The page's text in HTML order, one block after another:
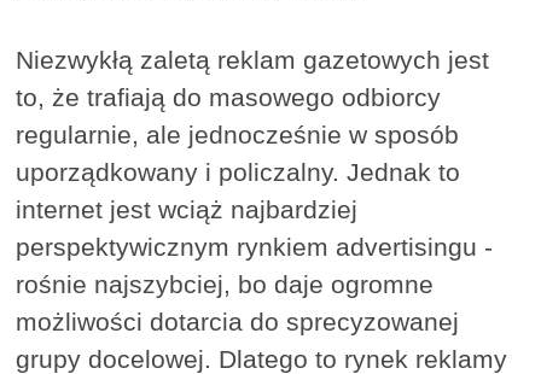
Niezwykłą zaletą reklam gazetowych jest
to, że trafiają do masowego odbiorcy
regularnie, ale jednocześnie w sposób
uporządkowany i policzalny. Jednak to
internet jest wciąż najbardziej
perspektywicznym rynkiem advertisingu -
rośnie najszybciej, bo daje ogromne
możliwości dotarcia do sprecyzowanej
grupy docelowej. Dlatego to rynek reklamy